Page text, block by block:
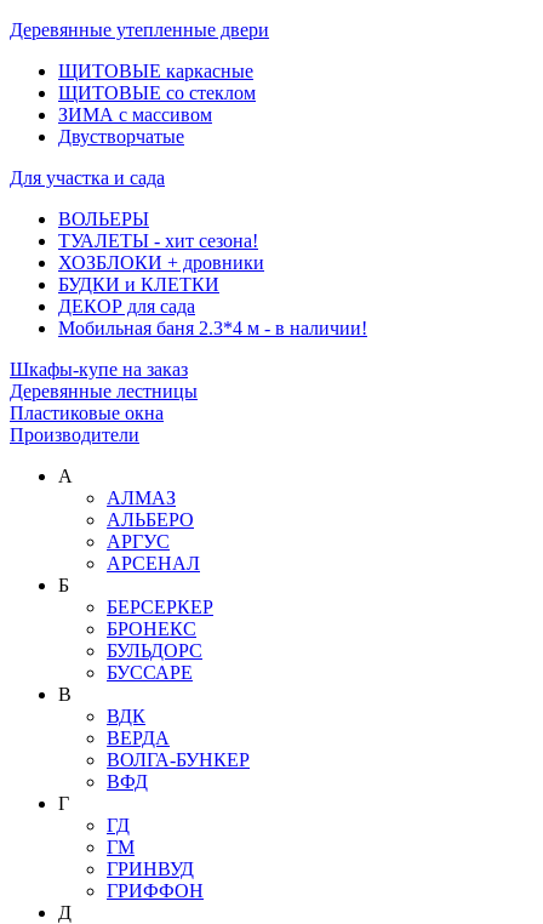
Деревянные утепленные двери
ЩИТОВЫЕ каркасные
ЩИТОВЫЕ со стеклом
ЗИМА с массивом
Двустворчатые
Для участка и сада
ВОЛЬЕРЫ
ТУАЛЕТЫ - хит сезона!
ХОЗБЛОКИ + дровники
БУДКИ и КЛЕТКИ
ДЕКОР для сада
Мобильная баня 2.3*4 м - в наличии!
Шкафы-купе на заказ
Деревянные лестницы
Пластиковые окна
Производители
А
АЛМАЗ
АЛЬБЕРО
АРГУС
АРСЕНАЛ
Б
БЕРСЕРКЕР
БРОНЕКС
БУЛЬДОРС
БУССАРЕ
В
ВДК
ВЕРДА
ВОЛГА-БУНКЕР
ВФД
Г
ГД
ГМ
ГРИНВУД
ГРИФФОН
Д